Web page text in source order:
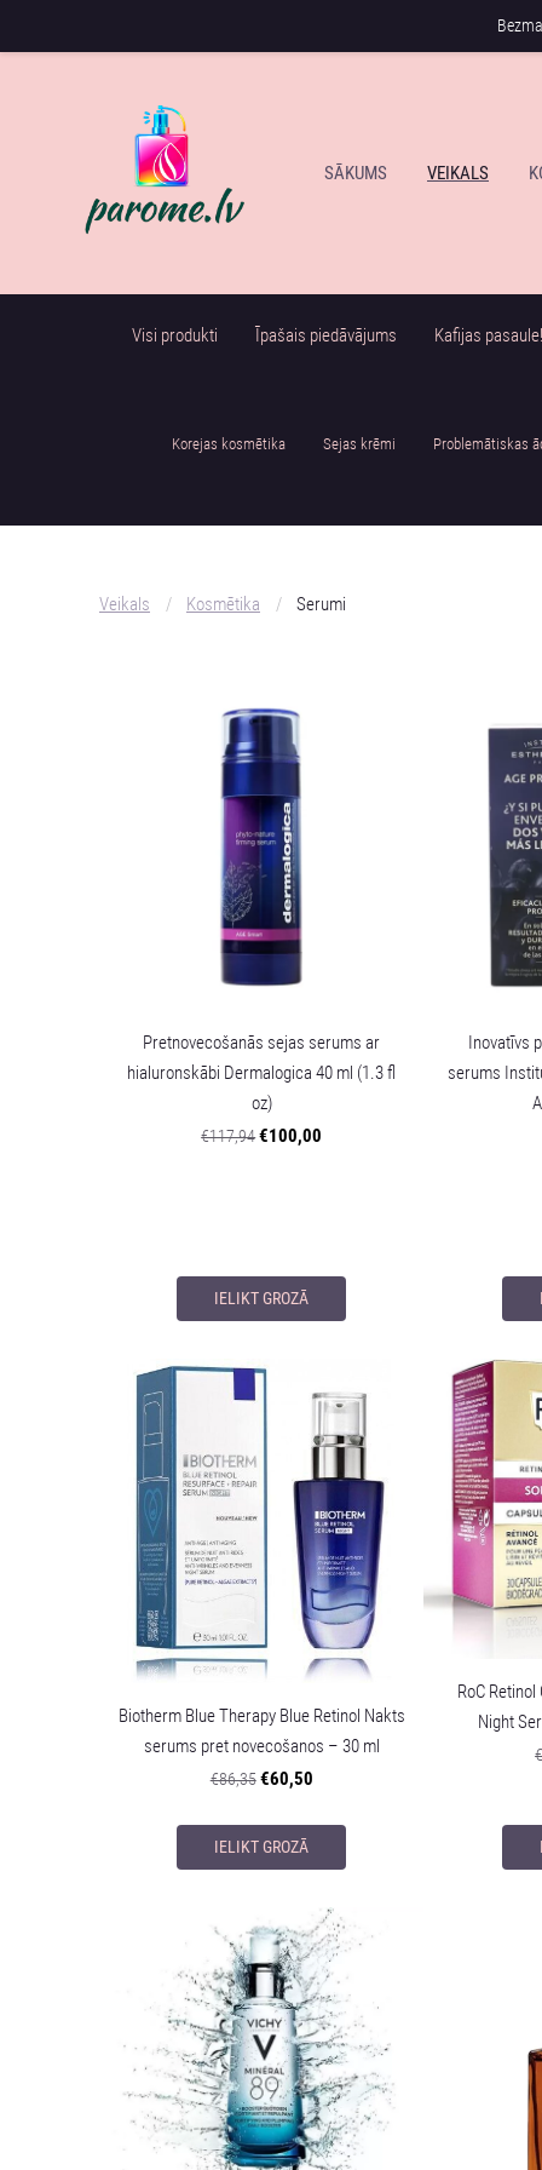
SĀKUMS VEIKALS
Visi produkti Īpašais piedāvājums Kafijas pasaule!
Korejas kosmētika Sejas krēmi Problemātiskas
Veikals Kosmētika Serumi
Pretnovecošanās sejas serums ar
hialuronskābi Dermalogica 40 ml (1.3 fl
oz)
€117,94€100,00
IELIKT GROZĀ
Inovatīvs
serums
Biotherm Blue Therapy Blue Retinol Nakts
serums pret novecošanos – 30 ml
€86,35 €60,50
IELIKT GROZĀ
RoC
Night